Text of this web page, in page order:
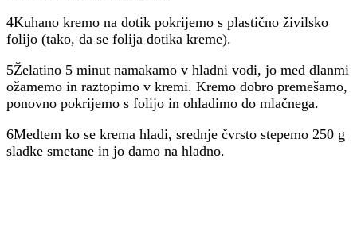
4Kuhano kremo na dotik pokrijemo s plastično živilsko
folijo (tako, da se folija dotika kreme).
5Želatino 5 minut namakamo v hladni vodi, jo med dlanmi
ožamemo in raztopimo v kremi. Kremo dobro premešamo,
ponovno pokrijemo s folijo in ohladimo do mlačnega.
6Medtem ko se krema hladi, srednje čvrsto stepemo 250 g
sladke smetane in jo damo na hladno.